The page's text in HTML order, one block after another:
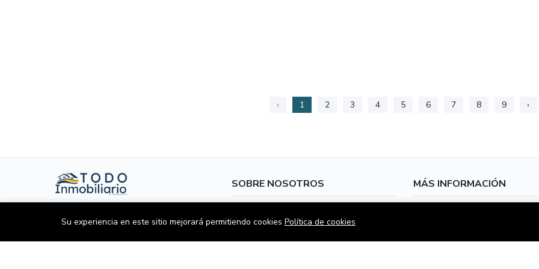
‹ 1 2 3 4 5 6 7 8 9 ›
SOBRE NOSOTROS
Política de cookies
Términos y condiciones
MÁS INFORMACIÓN
Proyectos
Su experiencia en este sitio mejorará permitiendo cookies Política de cookies